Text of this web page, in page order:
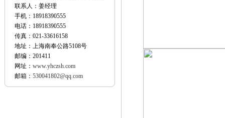
联系人：姜经理
手机：18918390555
电话：18918390555
传真：021-33616158
地址：上海南奉公路5108号
邮编：201411
网址： www.yhczsh.com
邮箱： 530041802@qq.com